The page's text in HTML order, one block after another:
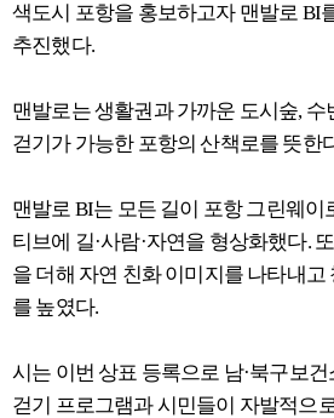
색도시 포항을 홍보하고자 맨발로 BI
추진했다.
맨발로는 생활권과 가까운 도시숲,
걷기가 가능한 포항의 산책로를 뜻한
맨발로 BI는 모든 길이 포항 그린웨이
티브에 길·사람·자연을 형상화했다.
을 더해 자연 친화 이미지를 나타내
를 높였다.
시는 이번 상표 등록으로 남·북구보
걷기 프로그램과 시민들이 자발적으